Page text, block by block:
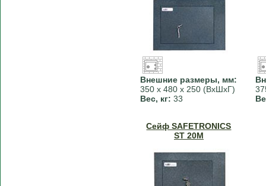
Внешние размеры, мм:
350 х 480 х 250 (ВхШхГ)
Вес, кг: 33
Сейф SAFETRONICS
ST 20M